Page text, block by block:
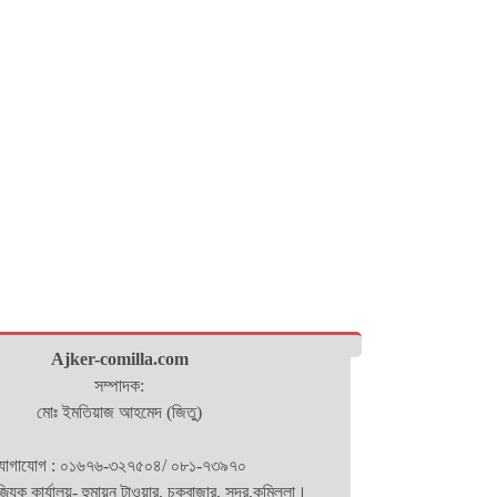
Ajker-comilla.com
সম্পাদক:
মোঃ ইমতিয়াজ আহমেদ (জিতু)
: ০১৬৭৬-৩২৭৫০৪/ ০৮১-৭৩৯৭০
কার্যালয়- হুমায়ন টাওয়ার, চকবাজার, সদর,কুমিল্লা।